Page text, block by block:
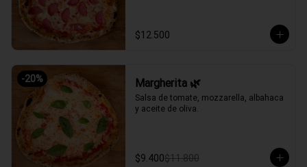
$12.500
-20% Margherita 🌿
Salsa de tomate, mozzarella, albahaca
y aceite de oliva.
$9.400$11.800